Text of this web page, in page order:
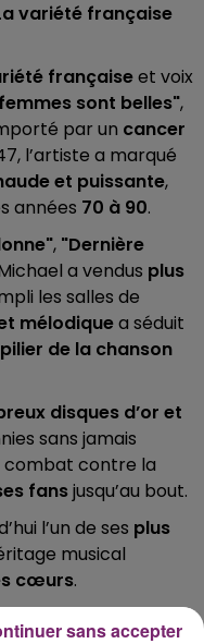
variété française
françaiseet voix
sont belles",
par un cancer
l’artiste a marqué
et puissante,
années 70 à 90.
, "Dernière
a vendus plus
les salles de
mélodiquea séduit
pilier de la chanson
disques d’or et
sans jamais
combat contre la
fansjusqu’au bout.
l’un de ses plus
musical
cœurs.
sans accepter